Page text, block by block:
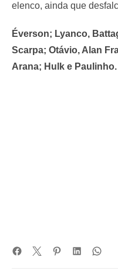
elenco, ainda que
Éverson; Lyanco,
Scarpa; Otávio, Alan
Arana; Hulk e Paulinho.